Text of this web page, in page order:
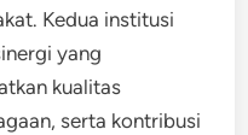
Kedua institusi
yang
kualitas
serta kontribusi